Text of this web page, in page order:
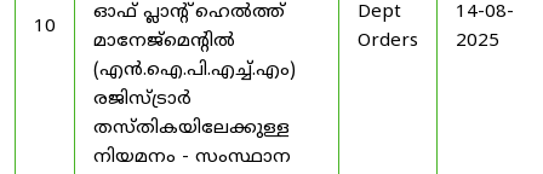
10
ഓഫ് പ്ലാന്റ് ഹെൽത്ത്
മാനേജ്‌മെന്റിൽ
(എൻ.ഐ.പി.എച്ച്.എം)
രജിസ്ട്രാർ
തസ്തികയിലേക്കുള്ള
നിയമനം - സംസ്ഥാന
Dept
Orders
14-08-
2025